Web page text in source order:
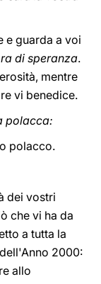
e guarda a voi
di speranza.
mentre
vi benedice.
polacca:
polacco.
dei vostri
che vi ha da
a tutta la
2000:
allo